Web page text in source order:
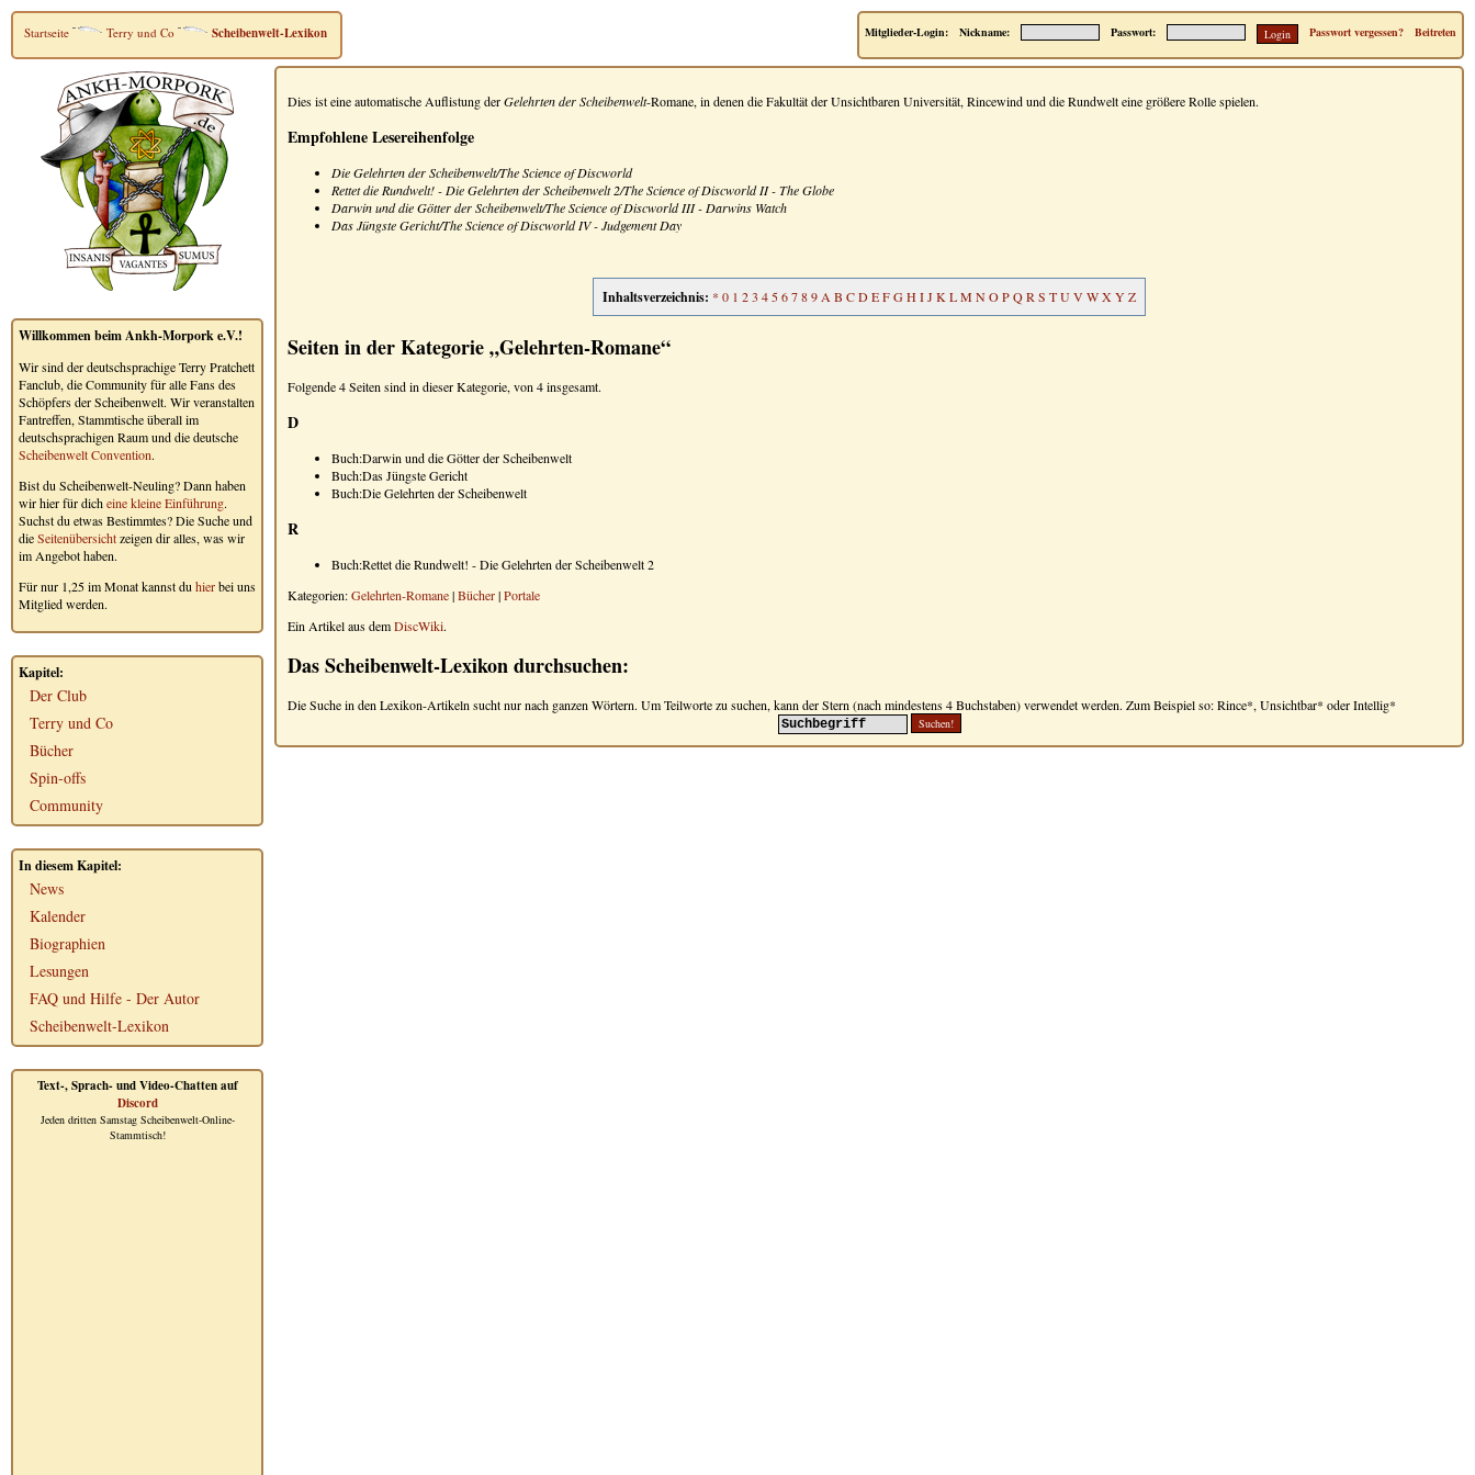
Startseite Terry und Co Scheibenwelt-Lexikon Beitreten
Passwort vergessen?
Passwort:
Nickname:
Mitglieder-Login:
Willkommen beim Ankh-Morpork e.V.!
Wir sind der deutschsprachige Terry Pratchett
Fanclub, die Community für alle Fans des
Schöpfers der Scheibenwelt. Wir veranstalten
Fantreffen, Stammtische überall im
deutschsprachigen Raum und die deutsche
Scheibenwelt Convention.
Bist du Scheibenwelt-Neuling? Dann haben
wir hier für dicheine kleine Einführung.
Suchst du etwas Bestimmtes? Die Suche und
dieSeitenübersichtzeigen dir alles, was wir
im Angebot haben.
Für nur 1,25 im Monat kannst du hierbei uns
Mitglied werden.
Kapitel:
Der Club
Terry und Co
Bücher
Spin-offs
Community
In diesem Kapitel:
News
Kalender
Biographien
Lesungen
FAQ und Hilfe - Der Autor
Scheibenwelt-Lexikon
Text-, Sprach- und Video-Chatten auf
Discord
Jeden dritten Samstag Scheibenwelt-Online-
Stammtisch!
Dies ist eine automatische Auflistung derGelehrten der Scheibenwelt-Romane, in denen die Fakultät der Unsichtbaren Universität, Rincewind und die Rundwelt eine größere Rolle spielen.
Empfohlene Lesereihenfolge
Die Gelehrten der Scheibenwelt/The Science of Discworld
Rettet die Rundwelt! - Die Gelehrten der Scheibenwelt 2/The Science of Discworld II - The Globe
Darwin und die Götter der Scheibenwelt/The Science of Discworld III - Darwins Watch
Das Jüngste Gericht/The Science of Discworld IV - Judgement Day
Inhaltsverzeichnis: * 0 1 23 4 56789 A B CDEFGHIJK LMNOPQR S TUVWX YZ
Seiten in der Kategorie „Gelehrten-Romane“
Folgende 4 Seiten sind in dieser Kategorie, von 4 insgesamt.
D
Buch:Darwin und die Götter der Scheibenwelt
Buch:Das Jüngste Gericht
Buch:Die Gelehrten der Scheibenwelt
R
Buch:Rettet die Rundwelt! - Die Gelehrten der Scheibenwelt 2
Kategorien:Gelehrten-Romane|Bücher|Portale
Ein Artikel aus demDiscWiki.
Das Scheibenwelt-Lexikon durchsuchen:
Die Suche in den Lexikon-Artikeln sucht nur nach ganzen Wörtern. Um Teilworte zu suchen, kann der Stern (nach mindestens 4 Buchstaben) verwendet werden. Zum Beispiel so: Rince*, Unsichtbar* oder Intellig*